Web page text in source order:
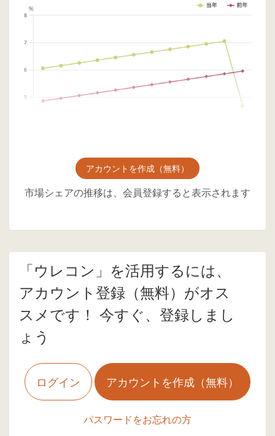
アカウントを作成（無料）
市場シェアの推移は、会員登録すると表示されます
「ウレコン」を活用するには、
アカウント登録（無料）がオス
スメです！ 今すぐ、登録しまし
ょう
ログイン アカウントを作成（無料）
パスワードをお忘れの方